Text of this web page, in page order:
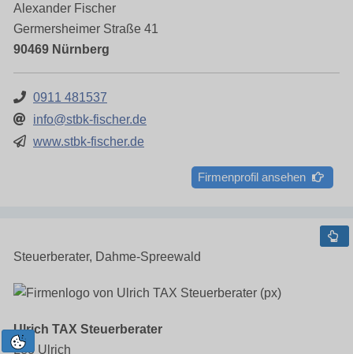
Alexander Fischer
Germersheimer Straße 41
90469 Nürnberg
0911 481537
info@stbk-fischer.de
www.stbk-fischer.de
Firmenprofil ansehen
Steuerberater, Dahme-Spreewald
Ulrich TAX Steuerberater
Leo Ulrich